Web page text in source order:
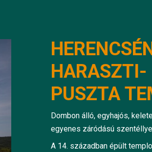
HARASZTI-
PUSZTA
Dombon álló, egyhajós,
egyenes záródású
A 14. században épült